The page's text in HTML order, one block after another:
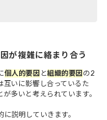
が複雑に絡まり合う
個人的要因 と組織的要因 の2
互いに影響し合っているた
多いと考えられています。
説明していきます。